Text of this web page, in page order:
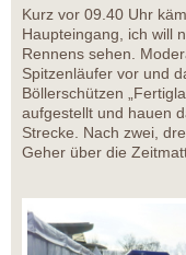
Kurz vor 09.40 Uhr
Haupteingang, ich will
Rennens sehen.
Spitzenläufer vor und
Böllerschützen
aufgestellt und hauen
Strecke. Nach zwei,
Geher über die